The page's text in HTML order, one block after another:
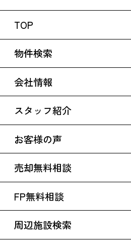
TOP
物件検索
会社情報
スタッフ紹介
お客様の声
売却無料相談
FP無料相談
周辺施設検索